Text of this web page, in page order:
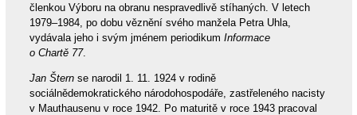
členkou Výboru na obranu nespravedlivě stíhaných. V letech
1979–1984, po dobu věznění svého manžela Petra Uhla,
vydávala jeho i svým jménem periodikum Informace
o Chartě 77.
Jan Šternse narodil 1. 11. 1924 v rodině
sociálnědemokratického národohospodáře, zastřeleného nacisty
v Mauthausenu v roce 1942. Po maturitě v roce 1943 pracoval